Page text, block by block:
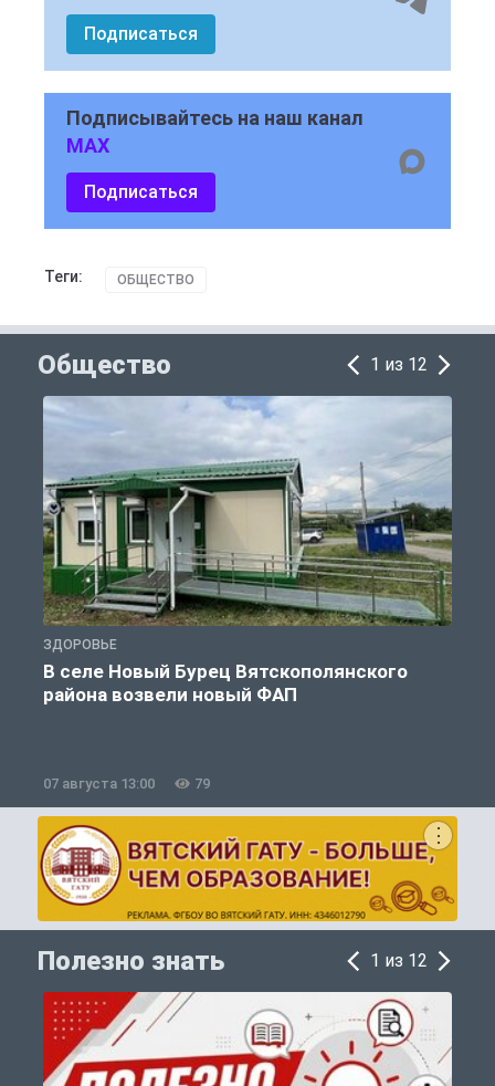
Подписаться
Подписывайтесь на наш канал
MAX
Подписаться
Теги: ОБЩЕСТВО
Общество 1 из 12
ЗДОРОВЬЕ
В селе Новый Бурец Вятскополянского
района возвели новый ФАП
07 августа 13:00 79
Полезно знать 1 из 12